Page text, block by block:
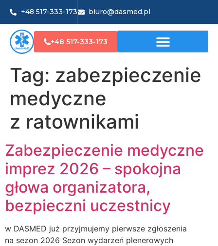
+48 517-333-173 biuro@dasmed.pl
+48 517-333-173
Tag: zabezpieczenie
medyczne
z ratownikami
Zabezpieczenie medyczne
imprez 2026 – spokojna
głowa organizatora,
bezpieczni uczestnicy
w DASMED już przyjmujemy pierwsze zgłoszenia
na sezon 2026 Sezon wydarzeń plenerowych